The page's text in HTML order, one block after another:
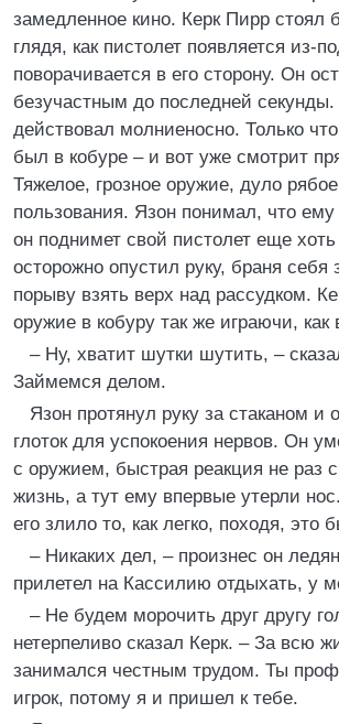
замедленное кино. Керк Пирр стоял
глядя, как пистолет появляется из-
поворачивается в его сторону. Он
безучастным до последней
действовал молниеносно. Только
был в кобуре – и вот уже смотрит
Тяжелое, грозное оружие, дуло рябое
пользования. Язон понимал, что
он поднимет свой пистолет еще
осторожно опустил руку, браня себя
порыву взять верх над рассудком.
оружие в кобуру так же играючи, как
– Ну, хватит шутки шутить, –
Займемся делом.
Язон протянул руку за стаканом и
глоток для успокоения нервов. Он
с оружием, быстрая реакция не раз
жизнь, а тут ему впервые утерли
его злило то, как легко, походя, это
– Никаких дел, – произнес он
прилетел на Кассилию отдыхать, у
– Не будем морочить друг другу
нетерпеливо сказал Керк. – За всю
занимался честным трудом. Ты
игрок, потому я и пришел к тебе.